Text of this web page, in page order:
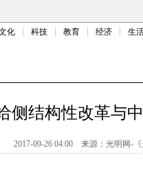
化 科技 教育 经济 生
侧结构性改革与
2017-09-26 04:00 来源： 光明网-《